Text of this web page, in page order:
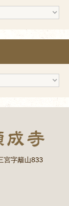
宮字籬山833